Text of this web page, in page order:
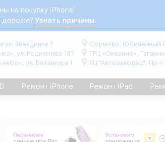
на покупку iPhone!
дороже? Узнать причины.
ул. Звездинка 7
ул. Родионова 187
ул. Бетанкура 1
Сормово, Юбилейный
ТРЦ «Океанис»,
ТЦ "Автозаводец", Пр-т
Ремонт iPhone Ремонт iPad